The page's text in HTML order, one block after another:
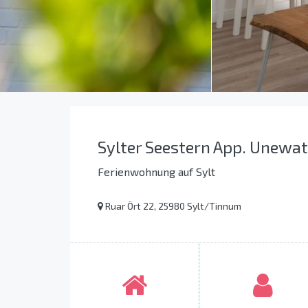
Sylter Seestern App.
Ferienwohnung auf Sylt
Ruar Ört 22, 25980 Sylt/Tinnum